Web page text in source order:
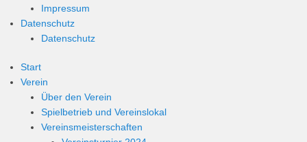
Impressum
Datenschutz
Datenschutz
Start
Verein
Über den Verein
Spielbetrieb und Vereinslokal
Vereinsmeisterschaften